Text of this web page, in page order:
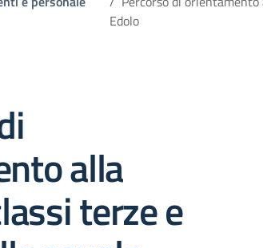
Edolo
alla
terze e